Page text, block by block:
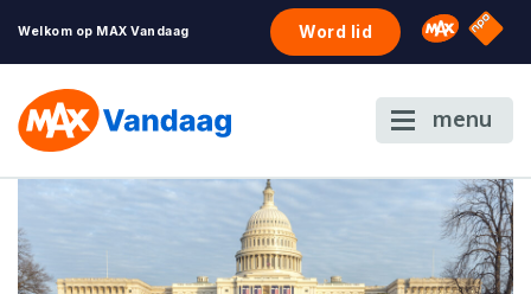
Welkom op MAX Vandaag Word lid Omroep
NPO
menu